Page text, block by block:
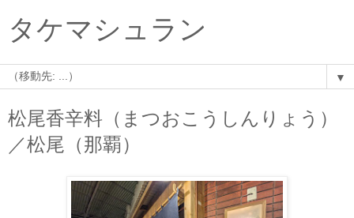
タケマシュラン
▼
松尾香辛料（まつおこうしんりょう）
／松尾（那覇）